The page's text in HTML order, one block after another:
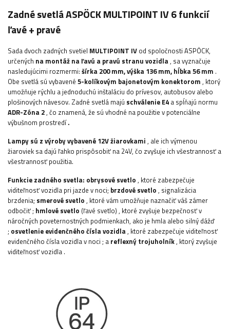
Zadné svetlá ASPÖCKMULTIPOINT IV 6 funkcií
ľavé + pravé
Sada dvoch zadných svetiel MULTIPOINT IV od spoločnosti ASPÖCK,
určených na montáž na ľavú a pravú stranu vozidla, sa vyznačuje
nasledujúcimi rozmermi: šírka 200 mm, výška 136 mm, hĺbka 56 mm .
Obe svetlá sú vybavené 5-kolíkovým bajonetovým konektorom , ktorý
umožňuje rýchlu a jednoduchú inštaláciu do prívesov, autobusov alebo
plošinových návesov. Zadné svetlá majú schválenie E4 a spĺňajú normu
ADR-Zóna 2, čo znamená, že sú vhodné na použitie v potenciálne
výbušnom prostredí .
Lampy sú z výroby vybavené 12V žiarovkami , ale ich výmenou
žiaroviek sa dajú ľahko prispôsobiť na 24V, čo zvyšuje ich všestrannosť a
všestrannosť použitia.
Funkcie zadného svetla: obrysové svetlo , ktoré zabezpečuje
viditeľnosť vozidla pri jazde v noci; brzdové svetlo , signalizácia
brzdenia; smerové svetlo , ktoré vám umožňuje naznačiť váš zámer
odbočiť; hmlové svetlo (ľavé svetlo) , ktoré zvyšuje bezpečnosť v
náročných poveternostných podmienkach, ako je hmla alebo silný dážď
; osvetlenie evidenčného čísla vozidla, ktoré zabezpečuje viditeľnosť
evidenčného čísla vozidla v noci ; a reflexný trojuholník, ktorý zvyšuje
viditeľnosť vozidla .